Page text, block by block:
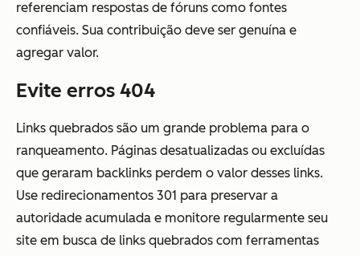
referenciam respostas de fóruns como fontes
confiáveis. Sua contribuição deve ser genuína e
agregar valor.
Evite erros 404
Links quebrados são um grande problema para o
ranqueamento. Páginas desatualizadas ou excluídas
que geraram backlinks perdem o valor desses links.
Use redirecionamentos 301 para preservar a
autoridade acumulada e monitore regularmente seu
site em busca de links quebrados com ferramentas